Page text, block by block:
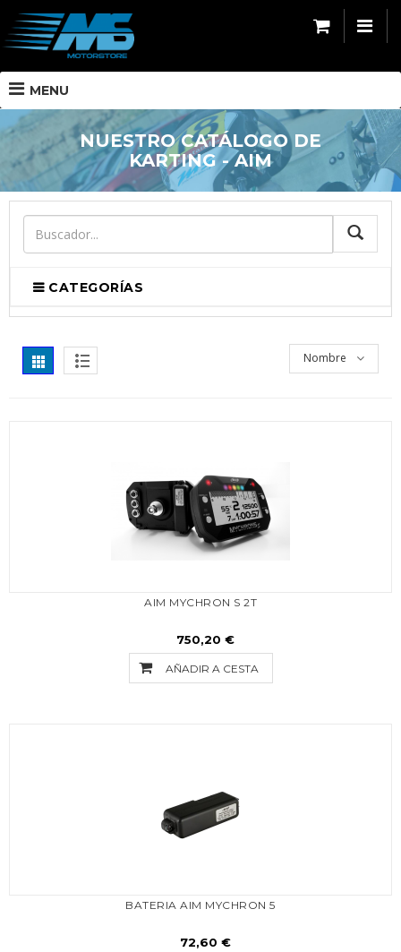
MENU
NUESTRO CATÁLOGO DE
KARTING - AIM
CATEGORÍAS
Nombre
AIM MYCHRON S 2T
750,20 €
AÑADIR A CESTA
BATERIA AIM MYCHRON 5
72,60 €